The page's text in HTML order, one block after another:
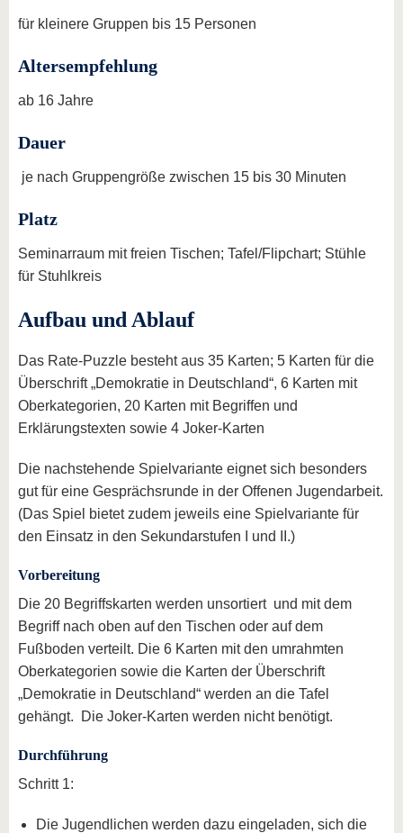
für kleinere Gruppen bis 15 Personen
Altersempfehlung
ab 16 Jahre
Dauer
je nach Gruppengröße zwischen 15 bis 30 Minuten
Platz
Seminarraum mit freien Tischen; Tafel/Flipchart; Stühle
für Stuhlkreis
Aufbau und Ablauf
Das Rate-Puzzle besteht aus 35 Karten; 5 Karten für die
Überschrift „Demokratie in Deutschland“, 6 Karten mit
Oberkategorien, 20 Karten mit Begriffen und
Erklärungstexten sowie 4 Joker-Karten
Die nachstehende Spielvariante eignet sich besonders
gut für eine Gesprächsrunde in der Offenen Jugendarbeit.
(Das Spiel bietet zudem jeweils eine Spielvariante für
den Einsatz in den Sekundarstufen I und II.)
Vorbereitung
Die 20 Begriffskarten werden unsortiert und mit dem
Begriff nach oben auf den Tischen oder auf dem
Fußboden verteilt. Die 6 Karten mit den umrahmten
Oberkategorien sowie die Karten der Überschrift
„Demokratie in Deutschland“ werden an die Tafel
gehängt. Die Joker-Karten werden nicht benötigt.
Durchführung
Schritt 1:
Die Jugendlichen werden dazu eingeladen, sich die